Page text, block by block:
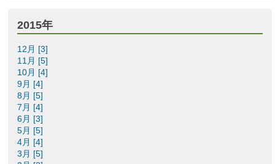
2015年
12月 [3]
11月 [5]
10月 [4]
9月 [4]
8月 [5]
7月 [4]
6月 [3]
5月 [5]
4月 [4]
3月 [5]